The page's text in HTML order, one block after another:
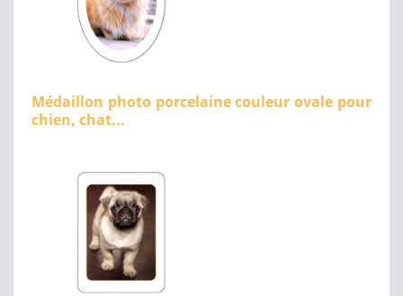
Médaillon photo porcelaine couleur ovale pour
chien, chat...